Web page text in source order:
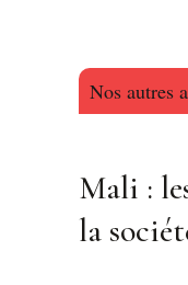
Nos autres
Mali :
la